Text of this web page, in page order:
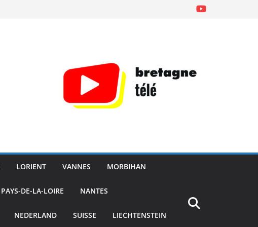
LORIENT VANNES MORBIHAN
PAYS-DE-LA-LOIRE NANTES
NEDERLAND SUISSE LIECHTENSTEIN